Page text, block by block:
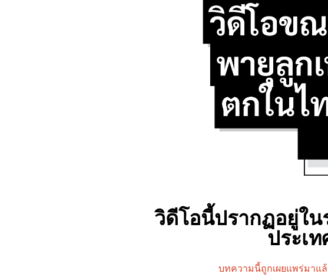
วิดีโอนี้ปรากฏอยู่ใน
ประเ
บทความนี้ถูกเผยแพร่มาแ